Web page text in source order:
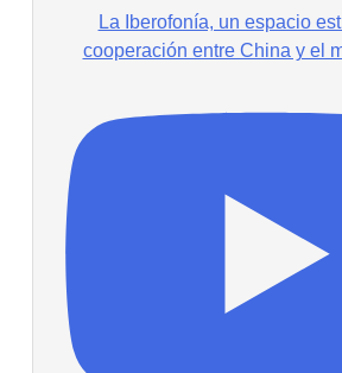
La Iberofonía, un espacio
cooperación entre China y el